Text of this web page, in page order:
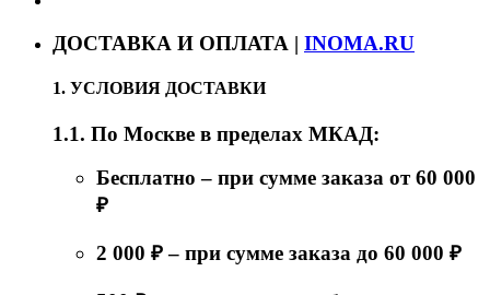
ДОСТАВКА И ОПЛАТА | INOMA.RU
1. УСЛОВИЯ ДОСТАВКИ
1.1. По Москве в пределах МКАД:
Бесплатно – при сумме заказа от 60 000
₽
2 000 ₽ – при сумме заказа до 60 000 ₽